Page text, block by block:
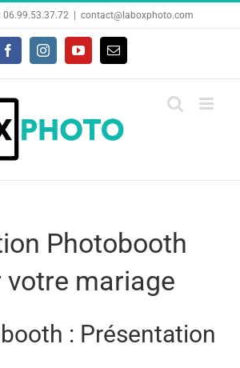
06.99.53.37.72 contact@laboxphoto.com
FacebookInstagramYouTubeEmail
Photobooth
votre mariage
: Présentation